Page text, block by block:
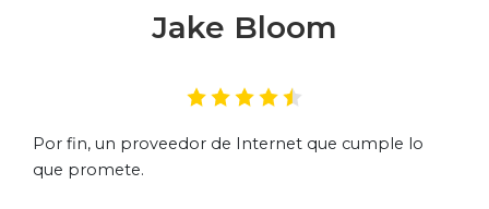
Jake Bloom
Por fin, un proveedor de Internet que cumple lo
que promete.